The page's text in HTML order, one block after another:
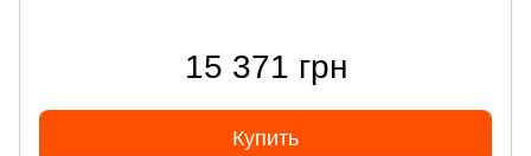
15 371 грн
Купить